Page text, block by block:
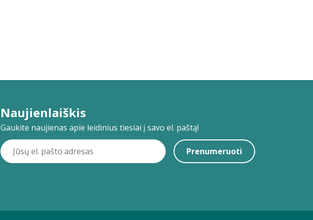
Naujienlaiškis
Gaukite naujienas apie leidinius tiesiai į savo el. paštą!
Prenumeruoti